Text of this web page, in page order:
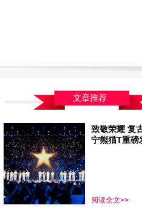
文章推荐
致敬荣耀 复
宁熊猫T重磅
阅读全文>>